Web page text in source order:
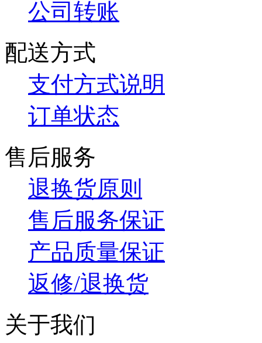
公司转账
配送方式
支付方式说明
订单状态
售后服务
退换货原则
售后服务保证
产品质量保证
返修/退换货
关于我们